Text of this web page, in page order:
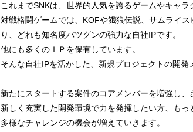
これまでSNKは、世界的人気を誇るゲームやキャラ
対戦格闘ゲームでは、KOFや餓狼伝説、サムライ
り、どれも知名度バツグンの強力な自社IPです。
他にも多くのＩＰを保有しています。
そんな自社IPを活かした、新規プロジェクトの開発
新たにスタートする案件のコアメンバーを増強し、
新しく充実した開発環境で力を発揮したい方、も
多様なチャレンジの機会が増えていきます。